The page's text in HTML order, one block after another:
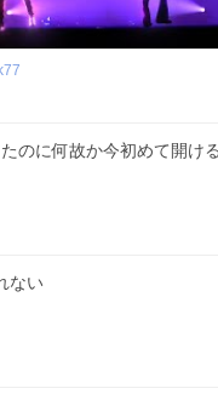
のに何故か今初めて開け
ない